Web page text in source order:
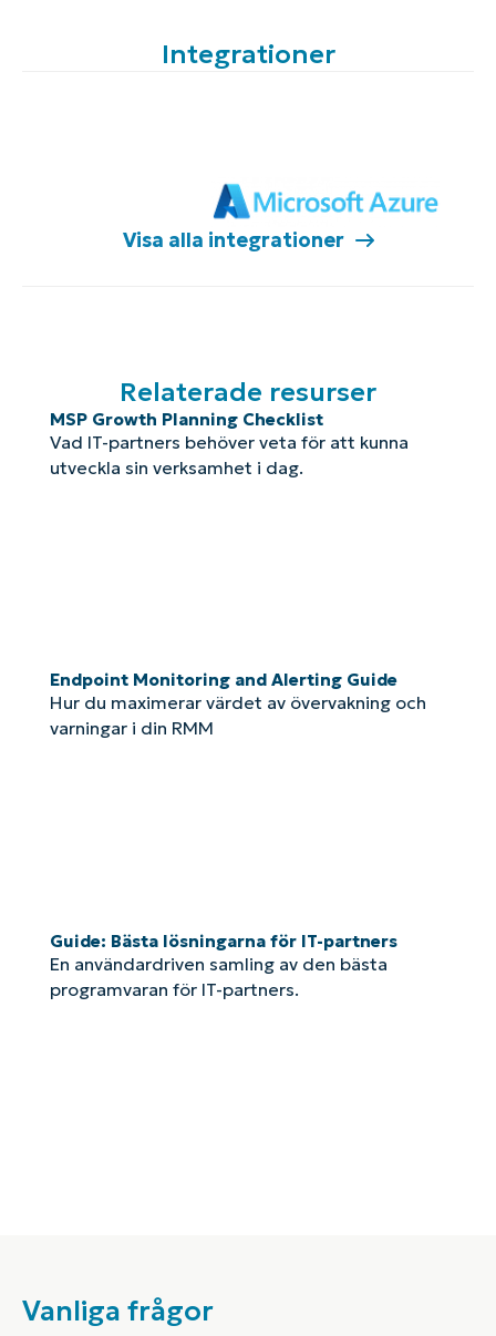
Integrationer
Visa alla integrationer
Relaterade resurser
MSP Growth Planning Checklist
Vad IT-partners behöver veta för att kunna
utveckla sin verksamhet i dag.
Endpoint Monitoring and Alerting Guide
Hur du maximerar värdet av övervakning och
varningar i din RMM
Guide: Bästa lösningarna för IT-partners
En användardriven samling av den bästa
programvaran för IT-partners.
Vanliga frågor